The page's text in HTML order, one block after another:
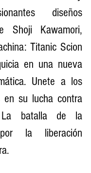
diseños
Shoji Kawamori,
Titanic Scion
en una nueva
Unete a los
en su lucha contra
batalla de la
la liberación